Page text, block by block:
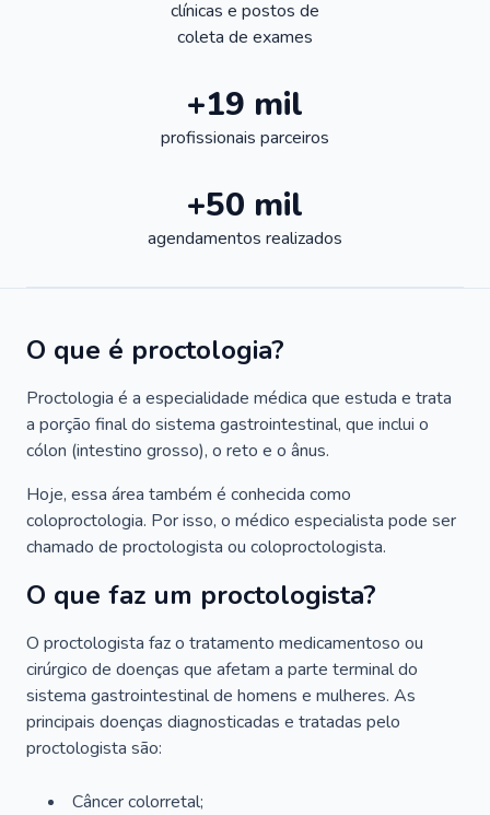
clínicas e postos de
coleta de exames
+19 mil
profissionais parceiros
+50 mil
agendamentos realizados
O que é proctologia?
Proctologia é a especialidade médica que estuda e trata
a porção final do sistema gastrointestinal, que inclui o
cólon (intestino grosso), o reto e o ânus.
Hoje, essa área também é conhecida como
coloproctologia. Por isso, o médico especialista pode ser
chamado de proctologista ou coloproctologista.
O que faz um proctologista?
O proctologista faz o tratamento medicamentoso ou
cirúrgico de doenças que afetam a parte terminal do
sistema gastrointestinal de homens e mulheres. As
principais doenças diagnosticadas e tratadas pelo
proctologista são:
Câncer colorretal;